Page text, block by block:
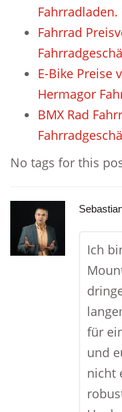
Fahrradladen.
Fahrrad
E-Bike Preise
Hermagor
BMX Rad
No tags for this
Ich
für
und
nicht